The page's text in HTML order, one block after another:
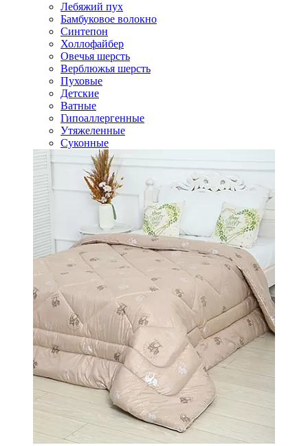
Лебяжий пух
Бамбуковое волокно
Синтепон
Холлофайбер
Овечья шерсть
Верблюжья шерсть
Пуховые
Детские
Ватные
Гипоаллергенные
Утяжеленные
Суконные